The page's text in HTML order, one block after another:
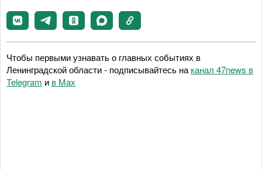
Чтобы первыми узнавать о главных событиях в
Ленинградской области - подписывайтесь на канал 47news в
Telegram и в Maх